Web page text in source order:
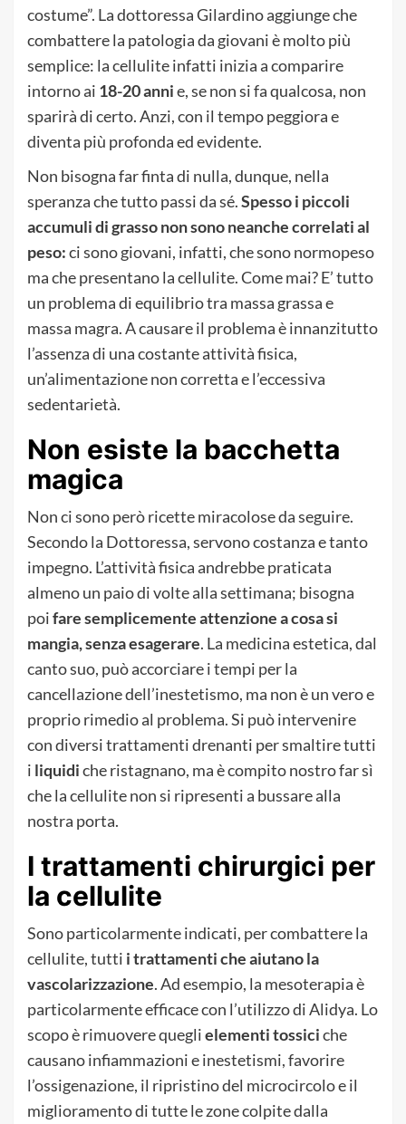
costume”. La dottoressa Gilardino aggiunge che
combattere la patologia da giovani è molto più
semplice: la cellulite infatti inizia a comparire
intorno ai 18-20 annie, se non si fa qualcosa, non
sparirà di certo. Anzi, con il tempo peggiora e
diventa più profonda ed evidente.
Non bisogna far finta di nulla, dunque, nella
speranza che tutto passi da sé.Spesso i piccoli
accumuli di grasso non sono neanche correlati al
peso:ci sono giovani, infatti, che sono normopeso
ma che presentano la cellulite. Come mai? E’ tutto
un problema di equilibrio tra massa grassa e
massa magra. A causare il problema è innanzitutto
l’assenza di una costante attività fisica,
un’alimentazione non corretta e l’eccessiva
sedentarietà.
Non esiste la bacchetta
magica
Non ci sono però ricette miracolose da seguire.
Secondo la Dottoressa, servono costanza e tanto
impegno. L’attività fisica andrebbe praticata
almeno un paio di volte alla settimana; bisogna
poifare semplicemente attenzione a cosa si
mangia, senza esagerare. La medicina estetica, dal
canto suo, può accorciare i tempi per la
cancellazione dell’inestetismo, ma non è un vero e
proprio rimedio al problema. Si può intervenire
con diversi trattamenti drenanti per smaltire tutti
i liquidiche ristagnano, ma è compito nostro far sì
che la cellulite non si ripresenti a bussare alla
nostra porta.
I trattamenti chirurgici per
la cellulite
Sono particolarmente indicati, per combattere la
cellulite, tutti i trattamenti che aiutano la
vascolarizzazione. Ad esempio, la mesoterapia è
particolarmente efficace con l’utilizzo di Alidya. Lo
scopo è rimuovere queglielementi tossiciche
causano infiammazioni e inestetismi, favorire
l’ossigenazione, il ripristino del microcircolo e il
miglioramento di tutte le zone colpite dalla